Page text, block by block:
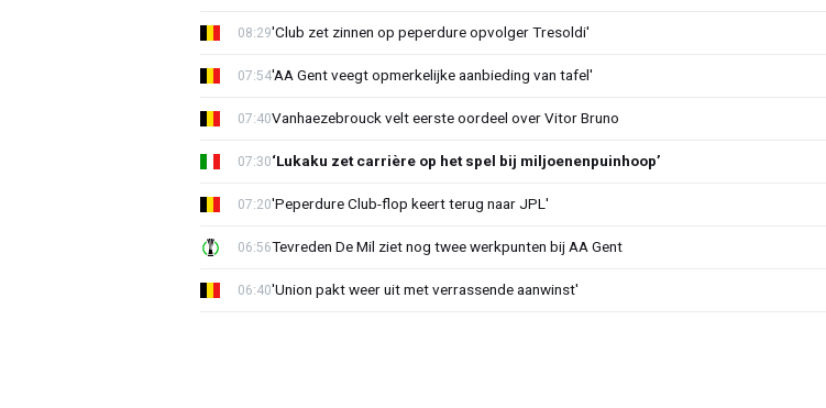
'Club zet zinnen op peperdure opvolger Tresoldi'
08:29
'AA Gent veegt opmerkelijke aanbieding van tafel'
07:54
Vanhaezebrouck velt eerste oordeel over Vitor Bruno
07:40
‘Lukaku zet carrière op het spel bij miljoenenpuinhoop’
07:30
'Peperdure Club-flop keert terug naar JPL'
07:20
Tevreden De Mil ziet nog twee werkpunten bij AA Gent
06:56
'Union pakt weer uit met verrassende aanwinst'
06:40